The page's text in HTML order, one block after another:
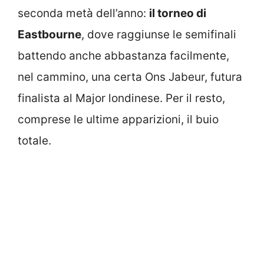
seconda metà dell’anno: il torneo di
Eastbourne, dove raggiunse le semifinali
battendo anche abbastanza facilmente,
nel cammino, una certa Ons Jabeur, futura
finalista al Major londinese. Per il resto,
comprese le ultime apparizioni, il buio
totale.